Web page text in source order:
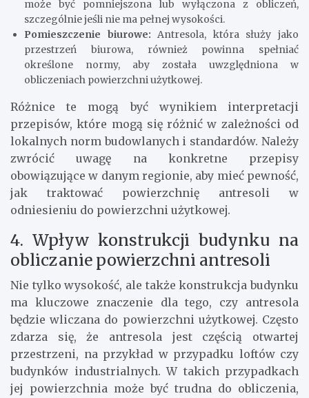
może być pomniejszona lub wyłączona z obliczeń,
szczególnie jeśli nie ma pełnej wysokości.
Pomieszczenie biurowe: Antresola, która służy jako
przestrzeń biurowa, również powinna spełniać
określone normy, aby została uwzględniona w
obliczeniach powierzchni użytkowej.
Różnice te mogą być wynikiem interpretacji
przepisów, które mogą się różnić w zależności od
lokalnych norm budowlanych i standardów. Należy
zwrócić uwagę na konkretne przepisy
obowiązujące w danym regionie, aby mieć pewność,
jak traktować powierzchnię antresoli w
odniesieniu do powierzchni użytkowej.
4. Wpływ konstrukcji budynku na
obliczanie powierzchni antresoli
Nie tylko wysokość, ale także konstrukcja budynku
ma kluczowe znaczenie dla tego, czy antresola
będzie wliczana do powierzchni użytkowej. Często
zdarza się, że antresola jest częścią otwartej
przestrzeni, na przykład w przypadku loftów czy
budynków industrialnych. W takich przypadkach
jej powierzchnia może być trudna do obliczenia,